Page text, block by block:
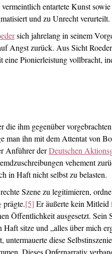
entartete Kunst
und zu Unrecht verurteilt.
sich jahrelang in seinem
Angst zurück. Aus Sicht
eine Pionierleistung vollbracht,
ihm gegenüber
man ihn mit dem Attentat von
Anführer derDeutschen
vehement
in Haft nicht selbst zu belasten.
Szene zu legitimieren,
prägte.[5] Er äußerte kein Mitleid
Öffentlichkeit ausgesetzt. Sein
sitze und „alles über mich
diese
Dieses Opfernarrativ